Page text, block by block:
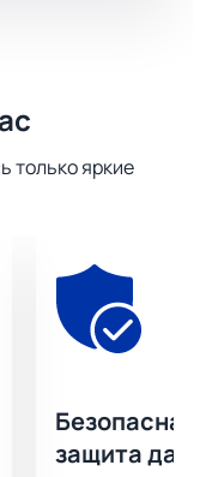
только яркие
Безопасная
защита